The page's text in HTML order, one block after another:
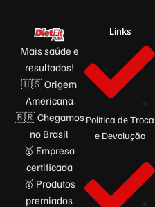
Mais saúde e
resultados!
🇺🇸 Origem
Americana
🇧🇷 Chegamos
no Brasil
🥇 Empresa
certificada
🥇 Produtos
premiados
Links
Política de Troca
e Devolução